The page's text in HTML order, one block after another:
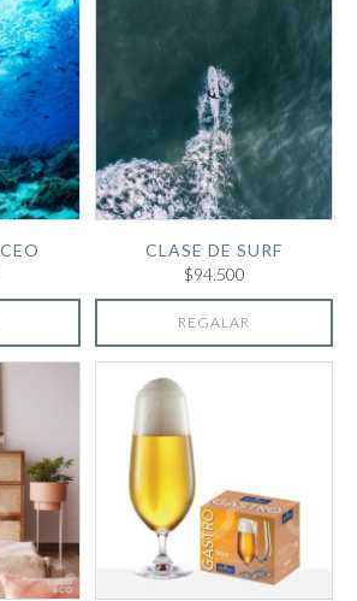
CLASE DE SURF
$94.500
REGALAR